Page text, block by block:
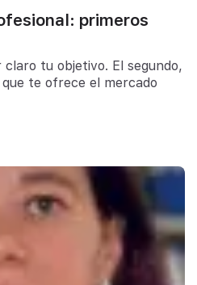
primeros
tu objetivo. El segundo,
te ofrece el mercado